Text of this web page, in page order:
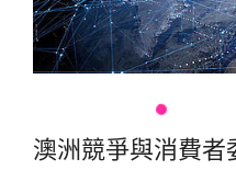
澳洲競爭與消費者